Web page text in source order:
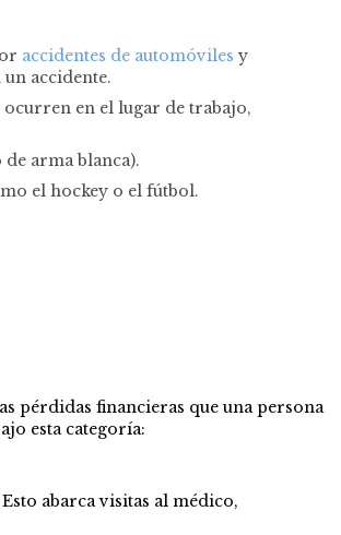
accidentes de automóviles y
accidente.
ocurren en el lugar de trabajo,
arma blanca).
el hockey o el fútbol.
pérdidas financieras que una persona
esta categoría:
abarca visitas al médico,